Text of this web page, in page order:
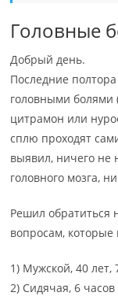
Головные
Добрый день.
Последние
головными болями
цитрамон или
сплю проходят
выявил, ничего не
головного мозга,
Решил обратиться
вопросам, которые
1) Мужской, 40 лет,
2) Сидячая, 6